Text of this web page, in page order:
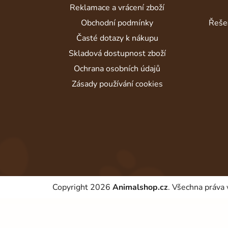
Reklamace a vrácení zboží
Obchodní podmínky
Časté dotazy k nákupu
Skladová dostupnost zboží
Ochrana osobních údajů
Zásady používání cookies
Copyright 2026 Animalshop.cz. Všechna práva